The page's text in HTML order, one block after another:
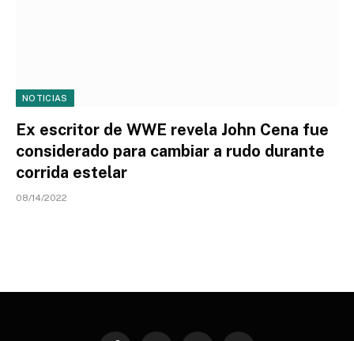
NOTICIAS
Ex escritor de WWE revela John Cena fue
considerado para cambiar a rudo durante
corrida estelar
08/14/2022